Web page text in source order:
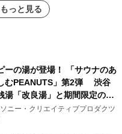
っと見る
ーの湯が登場！ 「サウナのあ
むPEANUTS」第2弾 渋谷
湯「改良湯」と期間限定のコ
ション サウナイキタイコラ
も発売決定！
ニー・クリエイティブプロダクツ